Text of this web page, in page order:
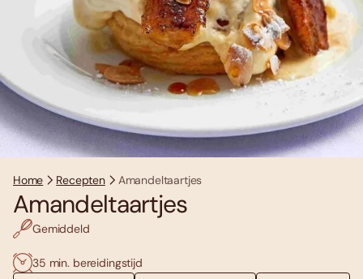
Home Recepten Amandeltaartjes
Amandeltaartjes
Gemiddeld
35 min. bereidingstijd